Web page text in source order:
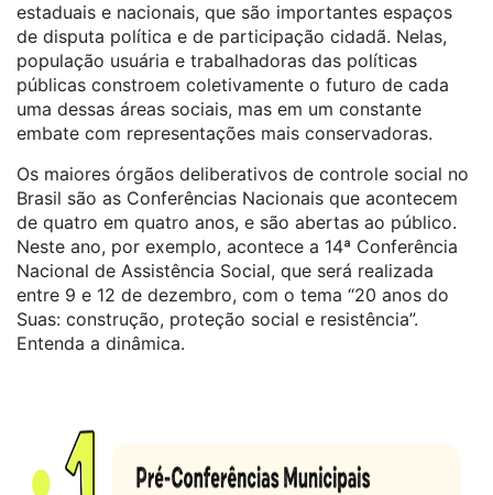
estaduais e nacionais, que são importantes espaços
de disputa política e de participação cidadã. Nelas,
população usuária e trabalhadoras das políticas
públicas constroem coletivamente o futuro de cada
uma dessas áreas sociais, mas em um constante
embate com representações mais conservadoras.
Os maiores órgãos deliberativos de controle social no
Brasil são as Conferências Nacionais que acontecem
de quatro em quatro anos, e são abertas ao público.
Neste ano, por exemplo, acontece a 14ª Conferência
Nacional de Assistência Social, que será realizada
entre 9 e 12 de dezembro, com o tema “20 anos do
Suas: construção, proteção social e resistência”.
Entenda a dinâmica.